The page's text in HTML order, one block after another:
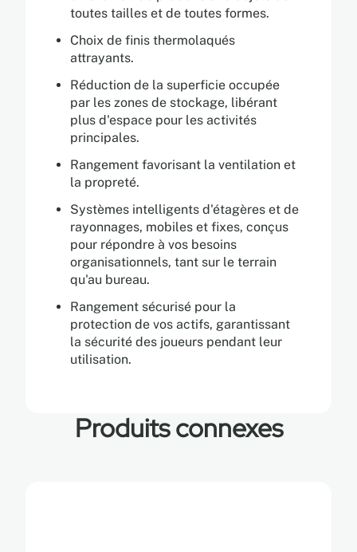
toutes tailles et de toutes formes.
Choix de finis thermolaqués
attrayants.
Réduction de la superficie occupée
par les zones de stockage, libérant
plus d'espace pour les activités
principales.
Rangement favorisant la ventilation et
la propreté.
Systèmes intelligents d'étagères et de
rayonnages, mobiles et fixes, conçus
pour répondre à vos besoins
organisationnels, tant sur le terrain
qu'au bureau.
Rangement sécurisé pour la
protection de vos actifs, garantissant
la sécurité des joueurs pendant leur
utilisation.
Produits connexes